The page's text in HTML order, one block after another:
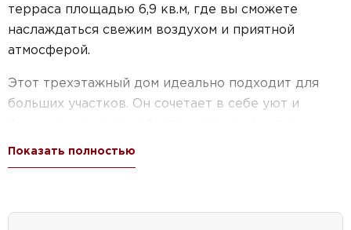
терраса площадью 6,9 кв.м, где вы сможете
наслаждаться свежим воздухом и приятной
атмосферой.
Этот трехэтажный дом идеально подходит для
больших участков. Он сочетает в себе уют и
проживание для семьи семьи. Благодаря
мансарде, вы получите дополнительное
Показать полностью